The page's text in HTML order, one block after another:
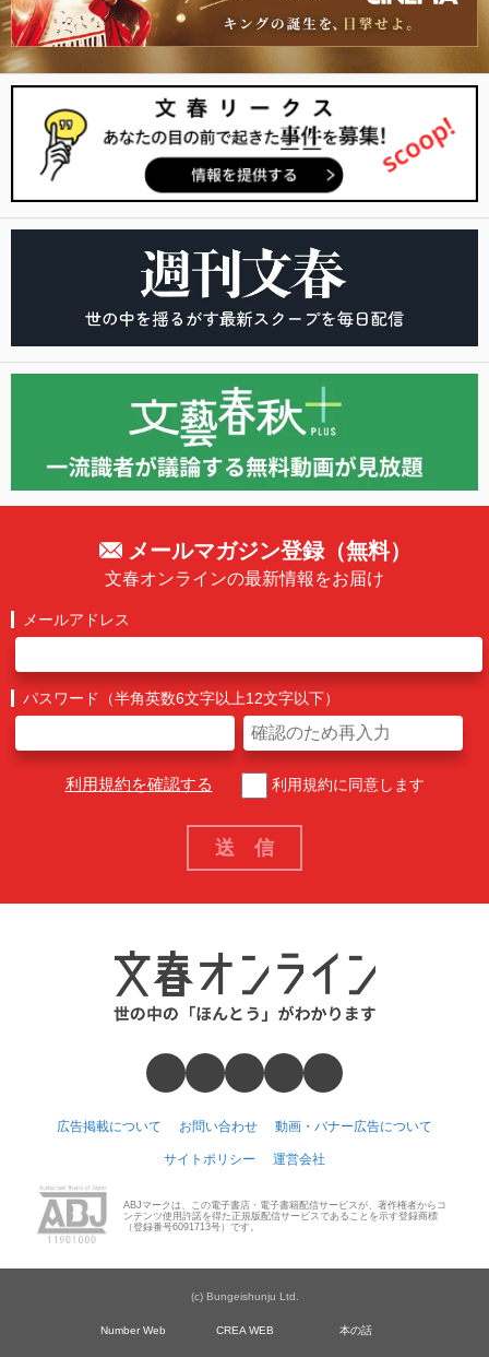
メールマガジン登録（無料）
文春オンラインの最新情報をお届け
メールアドレス
パスワード（半角英数6文字以上12文字以下）
利用規約を確認する 利用規約に同意します
広告掲載について お問い合わせ 動画・バナー広告について
サイトポリシー 運営会社
ABJマークは、この電子書店・電子書籍配信サービスが、著作権者からコ
ンテンツ使用許諾を得た正規版配信サービスであることを示す登録商標
（登録番号6091713号）です。
(c) Bungeishunju Ltd.
Number Web CREA WEB 本の話